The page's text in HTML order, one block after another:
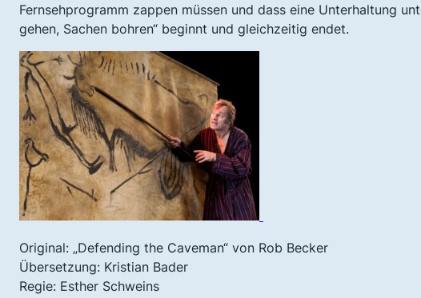
Fernsehprogramm zappen müssen und dass eine Unterhaltung
gehen, Sachen bohren“ beginnt und gleichzeitig endet.
Original: „Defending the Caveman“ von Rob Becker
Übersetzung: Kristian Bader
Regie: Esther Schweins